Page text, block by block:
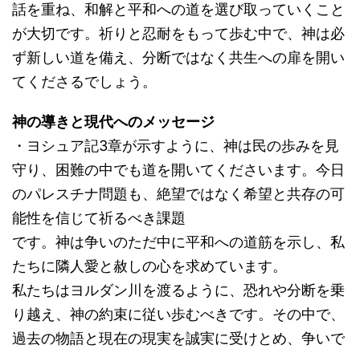
話を重ね、和解と平和への道を選び取っていくこと
が大切です。祈りと忍耐をもって歩む中で、神は必
ず新しい道を備え、分断ではなく共生への扉を開い
てくださるでしょう。
神の導きと現代へのメッセージ
・ヨシュア記3章が示すように、神は民の歩みを見
守り、困難の中でも道を開いてくださいます。今日
のパレスチナ問題も、絶望ではなく希望と共存の可
能性を信じて祈るべき課題
です。神は争いのただ中に平和への道筋を示し、私
たちに隣人愛と赦しの心を求めています。
私たちはヨルダン川を渡るように、恐れや分断を乗
り越え、神の約束に従い歩むべきです。その中で、
過去の物語と現在の現実を誠実に受けとめ、争いで